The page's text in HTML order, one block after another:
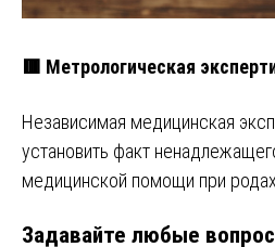
🟥 Метрологическая
Независимая медицинская
установить факт
медицинской помощи при родах
Задавайте любые